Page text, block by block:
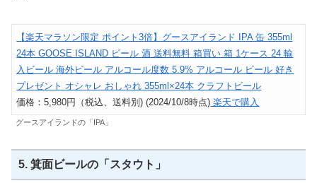
【楽天マラソン限定 ポイント3倍】グースアイランド IPA 缶 355ml
24本 GOOSE ISLAND ビール 酒 送料無料 箱買い 箱 1ケース 24 輸
入ビール 海外ビール アルコール度数 5.9% アルコール ビール 好き
プレゼント オシャレ おしゃれ 355ml×24本 クラフトビール
価格：5,980円（税込、送料別) (2024/10/8時点) 楽天で購入
グースアイランドの「IPA」
5. 箕面ビールの「スタウト」